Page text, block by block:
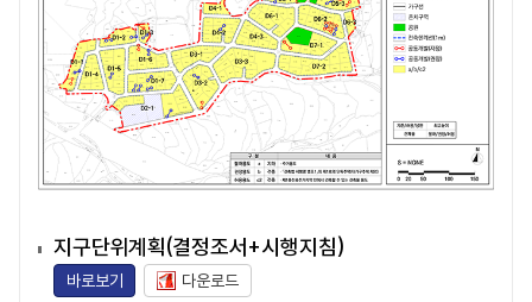
지구단위계획(결정조서+시행지침)
바로보기 다운로드